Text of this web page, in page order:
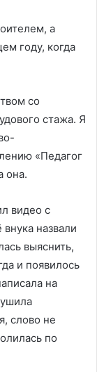
а
году, когда
со
стажа. Я
«Педагог
она.
видео с
назвали
выяснить,
и появилось
на
слово не
по